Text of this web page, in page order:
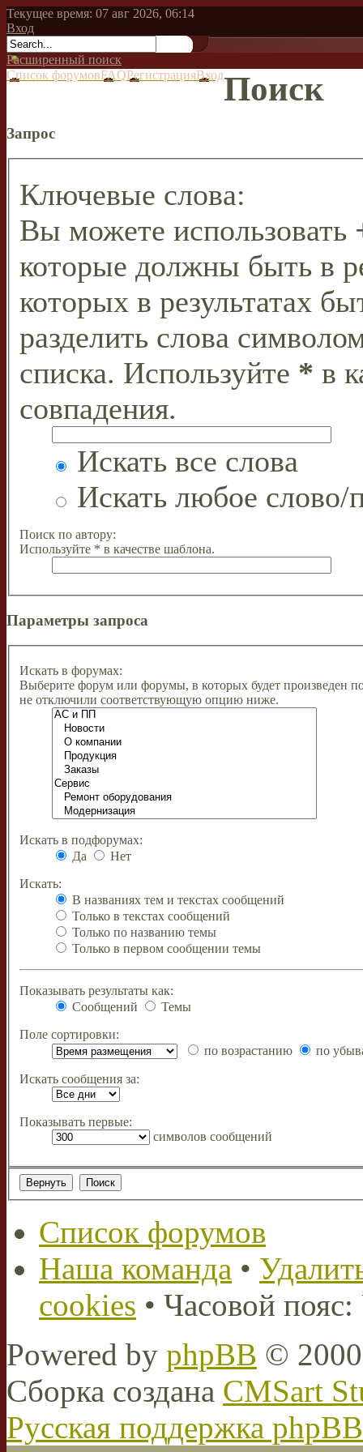
Текущее время: 07 авг 2026, 06:14
Вход
Расширенный поиск
Список форумовFAQРегистрацияВходПоиск
Запрос
Ключевые слова:
Вы можете использовать
которые должны быть в
которых в результатах
разделить слова
списка. Используйте * в
совпадения.
Искать все слова
Искать любое слово/
Поиск по автору:
Используйте * в качестве шаблона.
Параметры запроса
Искать в форумах:
Выберите форум или форумы, в которых будет произведен
не отключили соответствующую опцию ниже.
Искать в подфорумах:
Да
Нет
Искать:
В названиях тем и текстах сообщений
Только в текстах сообщений
Только по названию темы
Только в первом сообщении темы
Показывать результаты как:
Сообщений
Темы
Поле сортировки:
по возрастанию
по
Искать сообщения за:
Показывать первые:
символов сообщений
Список форумов
Наша команда •
cookies • Часовой
Powered by phpBB ©
Сборка создана CMSart
Русская поддержка phpBB